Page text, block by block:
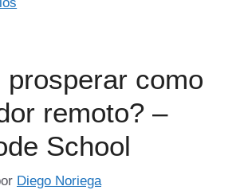
prosperar como
remoto? –
School
Diego Noriega